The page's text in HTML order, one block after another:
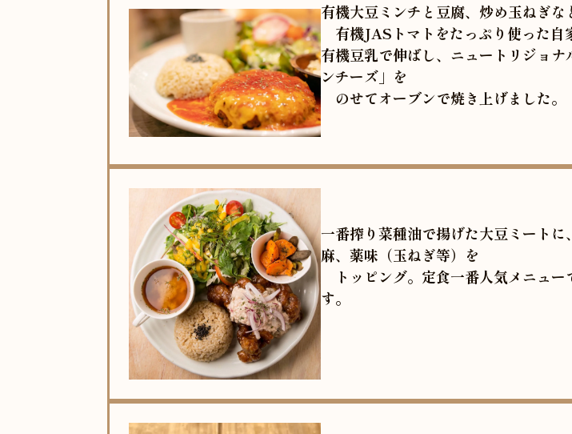
有機大豆ミンチと豆腐、炒め玉ねぎ
有機JASトマトをたっぷり使った自
有機豆乳で伸ばし、ニュートリジョ
ンチーズ」を
のせてオーブンで焼き上げました。
一番搾り菜種油で揚げた大豆ミート
麻、薬味（玉ねぎ等）を
トッピング。定食一番人気メニュ
す。